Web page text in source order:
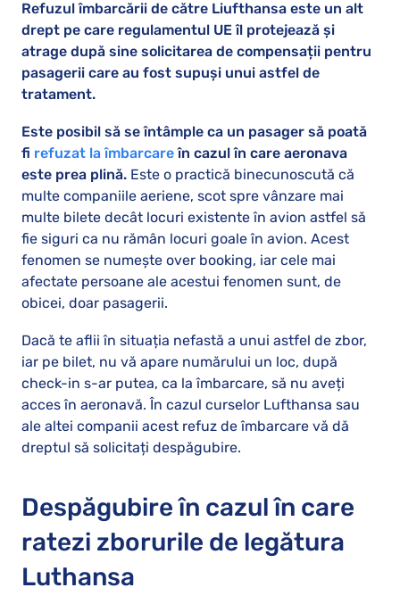
Refuzul îmbarcării de către Liufthansa este un alt
drept pe care regulamentul UE îl protejează și
atrage după sine solicitarea de compensații pentru
pasagerii care au fost supuși unui astfel de
tratament.
Este posibil să se întâmple ca un pasager să poată
fi refuzat la îmbarcareîn cazul în care aeronava
este prea plină. Este o practică binecunoscută că
multe companiile aeriene, scot spre vânzare mai
multe bilete decât locuri existente în avion astfel să
fie siguri ca nu rămân locuri goale în avion. Acest
fenomen se numește over booking, iar cele mai
afectate persoane ale acestui fenomen sunt, de
obicei, doar pasagerii.
Dacă te aflii în situația nefastă a unui astfel de zbor,
iar pe bilet, nu vă apare numărului un loc, după
check-in s-ar putea, ca la îmbarcare, să nu aveți
acces în aeronavă. În cazul curselor Lufthansa sau
ale altei companii acest refuz de îmbarcare vă dă
dreptul să solicitați despăgubire.
Despăgubire în cazul în care
ratezi zborurile de legătura
Luthansa